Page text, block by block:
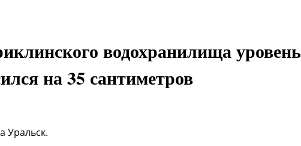
водохранилища уровень
на 35 сантиметров
Уральск.